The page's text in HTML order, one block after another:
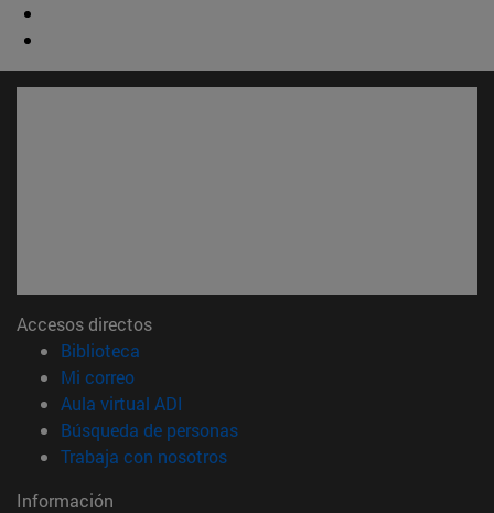
Accesos directos
Biblioteca
Mi correo(abre en nueva ventana)
Aula virtual ADI
Búsqueda de personas(abre en nueva ventana)
Trabaja con nosotros(abre en nueva ventana)
Información